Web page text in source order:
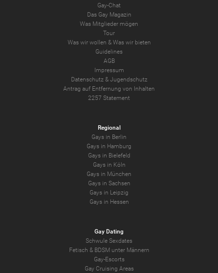
Gay-Chat
Das Gay Magazin
Was Mitglieder mögen
Tour
Was wir wollen & Was wir bieten
Guidelines
AGB
Impressum
Datenschutz& Jugendschutz
Antrag auf Entfernung von Inhalten
2257 Statement
Regional
Gays in Berlin
Gays in Hamburg
Gays in Bielefeld
Gays in Köln
Gays in München
Gays in Sachsen
Gays in Leipzig
Gays in Hessen
Gay Dating
Schwule Sexdates
Fetisch & BDSM unter Männern
Gay-Escorts
Gay Cruising Areas